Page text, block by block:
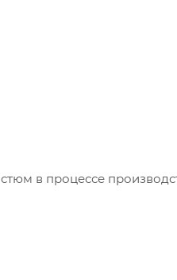
в процессе